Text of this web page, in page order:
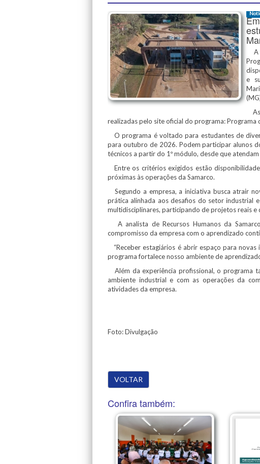
A
e
As
realizadas pelo site oficial do programa: Programa
O programa é voltado para estudantes de
para outubro de 2026. Podem participar alunos
técnicos a partir do 1º módulo, desde que
Entre os critérios exigidos estão
próximas às operações da Samarco.
Segundo a empresa, a iniciativa busca atrair
prática alinhada aos desafios do setor industrial
multidisciplinares, participando de projetos reais
A analista de Recursos Humanos da
compromisso da empresa com o aprendizado
“Receber estagiários é abrir espaço para
programa fortalece nosso ambiente de
Além da experiência profissional, o programa
ambiente industrial e com as operações da
atividades da empresa.
Foto: Divulgação
VOLTAR
Confira também: